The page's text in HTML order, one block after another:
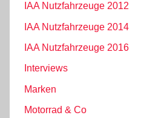
IAA Nutzfahrzeuge 2012
IAA Nutzfahrzeuge 2014
IAA Nutzfahrzeuge 2016
Interviews
Marken
Motorrad & Co